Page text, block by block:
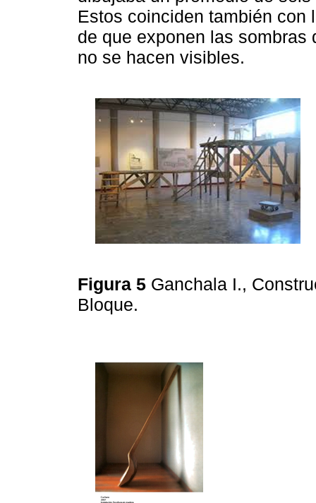
Estos coinciden también con
de que exponen las
no se hacen visibles.
Figura 5 Ganchala I.,
Bloque.